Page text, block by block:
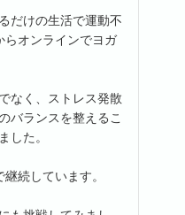
だけの生活で運動不
らオンラインでヨガ
なく、ストレス発散
バランスを整えるこ
した。
続しています。